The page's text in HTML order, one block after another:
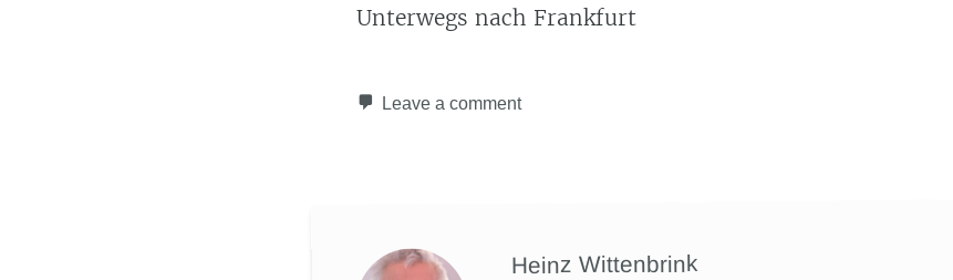
Unterwegs nach Frankfurt
Leave a comment
Heinz Wittenbrink